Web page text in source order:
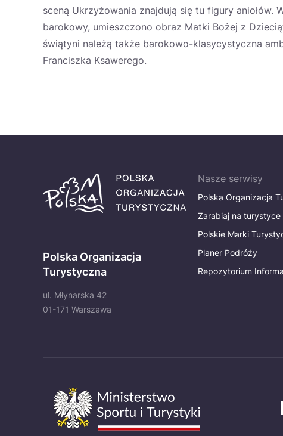
sceną Ukrzyżowania znajdują się tu figury aniołów.
barokowy, umieszczono obraz Matki Bożej z
świątyni należą także barokowo-klasycystyczna
Franciszka Ksawerego.
Polska Organizacja
Turystyczna
ul. Młynarska 42
01-171 Warszawa
Nasze serwisy
Polska Organizacja
Zarabiaj na turystyce
Polskie Marki
Planer Podróży
Repozytorium